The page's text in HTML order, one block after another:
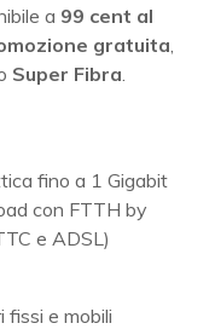
a 99 cent al
gratuita
Super Fibra
fino a 1 Gigabit
con FTTH by
e ADSL)
fissi e mobili